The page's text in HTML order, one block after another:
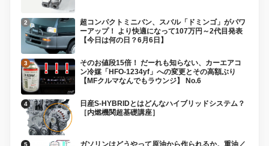
超コンパクトミニバン、スバル「ドミンゴ」がパワ
ーアップ！ より快適になって107万円～2代目発表
【今日は何の日？6月6日】
そのお値段15倍！ だーれも知らない、カーエアコ
ン冷媒「HFO-1234yf」への変更とその高額ぶり
【MFクルマなんでもラウンジ】 No.6
日産S-HYBRIDとはどんなハイブリッドシステム？
［内燃機関超基礎講座］
ガソリンはどうやって原油から作られるか。重油／